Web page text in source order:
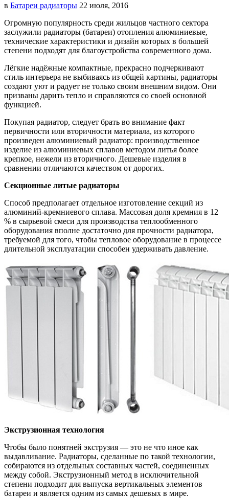
в Батареи радиаторы‎ 22 июля, 2016
Огромную популярность среди жильцов частного сектора
заслужили радиаторы (батареи) отопления алюминиевые,
технические характеристики и дизайн которых в большей
степени подходят для благоустройства современного дома.
Лёгкие надёжные компактные, прекрасно подчеркивают
стиль интерьера не выбиваясь из общей картины, радиаторы
создают уют и радует не только своим внешним видом. Они
призваны дарить тепло и справляются со своей основной
функцией.
Покупая радиатор, следует брать во внимание факт
первичности или вторичности материала, из которого
произведен алюминиевый радиатор: производственное
изделие из алюминиевых сплавов методом литья более
крепкое, нежели из вторичного. Дешевые изделия в
сравнении отличаются качеством от дорогих.
Секционные литые радиаторы
Способ предполагает отдельное изготовление секций из
алюминий-кремниевого сплава. Массовая доля кремния в 12
% в сырьевой смеси для производства теплообменного
оборудования вполне достаточно для прочности радиатора,
требуемой для того, чтобы тепловое оборудование в процессе
длительной эксплуатации способен удерживать давление.
Экструзионная технология
Чтобы было понятней экструзия — это не что иное как
выдавливание. Радиаторы, сделанные по такой технологии,
собираются из отдельных составных частей, соединенных
между собой. Экструзионный метод в исключительной
степени подходит для выпуска вертикальных элементов
батареи и является одним из самых дешевых в мире.